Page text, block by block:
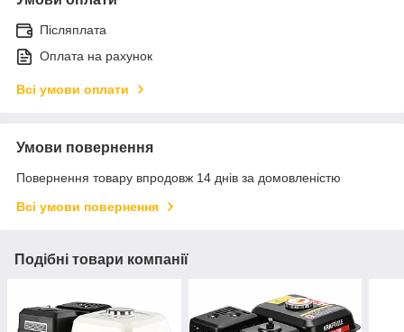
Післяплата
Оплата на рахунок
Всі умови оплати
Умови повернення
Повернення товару впродовж 14 днів за домовленістю
Всі умови повернення
Подібні товари компанії